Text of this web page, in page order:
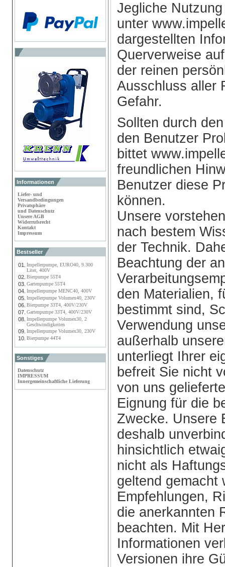
Informationen
Liefer- und
Versandbedingungen
Privatsphäre
und Datenschutz
Unsere AGB
Widerrufsrecht
Kontakt
Impressum
Bestseller
01.
Impellerpumpe, EURO40, 9.300
Liter, 400V
02. Bierpumpe 55T4
03. Gartenpumpe 55T4
04. Impellerpumpe MENC40, 400V
05. Impellerpumpe Volumex40, 230V
06. Bierpumpe 33T4, 400V/230V
07. Gartenpumpe 33T4, 400V/230V
08. Impellerpumpe Volumex30, 2
Geschwindigkeiten
09. Impellerpumpe Volumex30, 230V
10. Bierpumpe 44T4
Sonstiges
Datenschutz
IMPRESSUM
Innergemeinschaftliche Lieferung
Jegliche
unter
dargestellten
Querverweise
der reinen
Ausschluss aller
Gefahr.
Sollten durch
den Benutzer
bittet
freundlichen
Benutzer diese
können.
Unsere
nach bestem
der Technik.
Beachtung der
den Materialien,
bestimmt sind,
Verwendung
außerhalb
unterliegt Ihrer
befreit Sie nicht
von uns
Eignung für die
Zwecke. Unsere
deshalb
hinsichtlich
nicht als
geltend gemacht
Empfehlungen,
die anerkannten
beachten. Mit
Informationen
Versionen ihre